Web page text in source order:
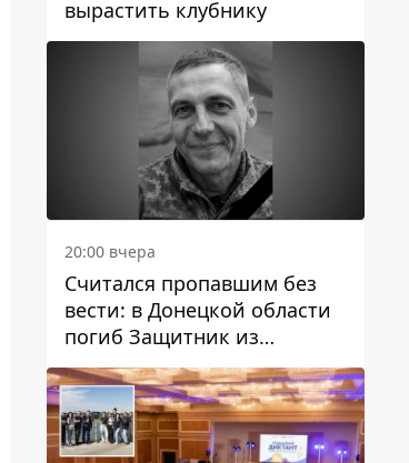
вырастить клубнику
20:00 вчера
Считался пропавшим без
вести: в Донецкой области
погиб Защитник из
Каменского Антон
Красовский